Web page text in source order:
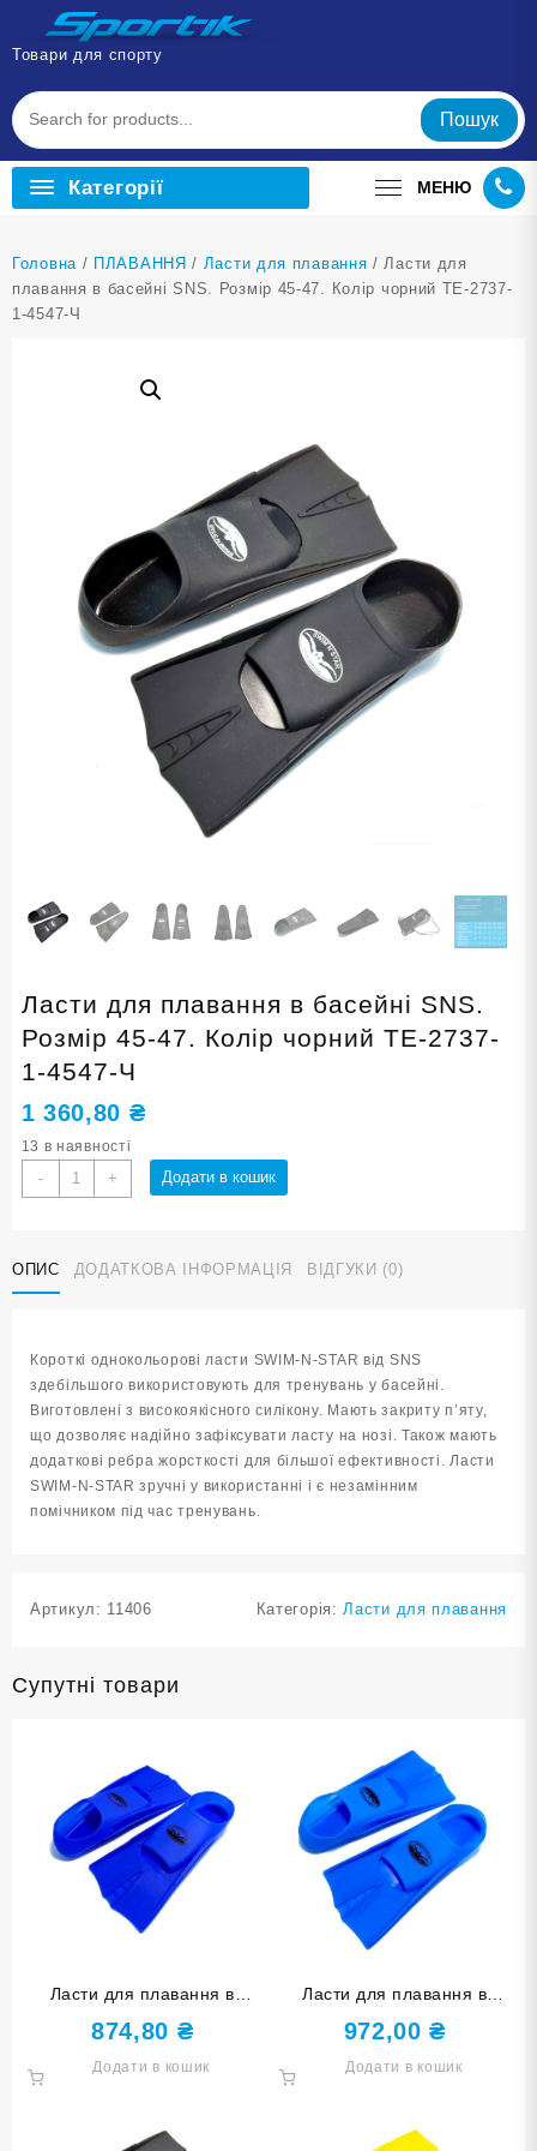
Перейти
вмісту
Товари для спорту
Пошук
Категорії МЕНЮ
Головна / ПЛАВАННЯ / Ласти для плавання / Ласти для
плавання в басейні SNS. Розмір 45-47. Колір чорний TE-2737-
1-4547-Ч
Ласти для плавання в басейні SNS.
Розмір 45-47. Колір чорний TE-2737-
1-4547-Ч
1 360,80 ₴
13 в наявності
-
Ласти
для
басейні
SNS.
+ Додати в кошик
ОПИС ДОДАТКОВА ІНФОРМАЦІЯ ВІДГУКИ (0)
Короткі однокольорові ласти SWIM-N-STAR від SNS
здебільшого використовують для тренувань у басейні.
Виготовлені з високоякісного силікону. Мають закриту п’яту,
що дозволяє надійно зафіксувати ласту на нозі. Також мають
додаткові ребра жорсткості для більшої ефективності. Ласти
SWIM-N-STAR зручні у використанні і є незамінним
помічником під час тренувань.
Артикул: 11406 Категорія:Ласти для плавання
Супутні товари
Ласти для плавання в
басейні SNS. Розмір 27-29.
Колір синій TE-2737-1-
2729-С
874,80 ₴
Додати в кошик
Ласти для плавання в
басейні SNS. Розмір 36-38.
Колір блакитний TE-2737-1-
3638-Г
972,00₴
Додати в кошик